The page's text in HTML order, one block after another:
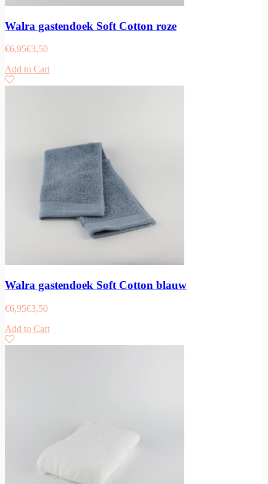
Walra gastendoek Soft Cotton roze
€6,95€3,50
Add to Cart
Walra gastendoek Soft Cotton blauw
€6,95€3,50
Add to Cart